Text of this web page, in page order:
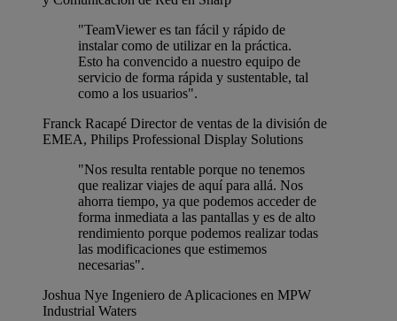
"TeamViewer es tan fácil y rápido de
instalar como de utilizar en la práctica.
Esto ha convencido a nuestro equipo de
servicio de forma rápida y sustentable, tal
como a los usuarios".
Franck Racapé Director de ventas de la división de
EMEA, Philips Professional Display Solutions
"Nos resulta rentable porque no tenemos
que realizar viajes de aquí para allá. Nos
ahorra tiempo, ya que podemos acceder de
forma inmediata a las pantallas y es de alto
rendimiento porque podemos realizar todas
las modificaciones que estimemos
necesarias".
Joshua Nye Ingeniero de Aplicaciones en MPW
Industrial Waters